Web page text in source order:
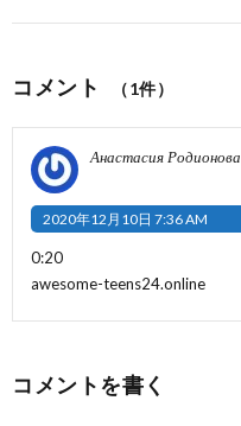
コメント （1件）
Анастасия Родионова
2020年12月10日 7:36 AM
0:20
awesome-teens24.online
コメントを書く